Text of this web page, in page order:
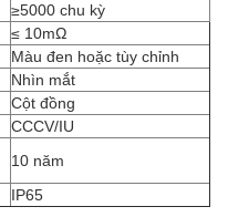
≥5000 chu kỳ
≤ 10mΩ
Màu đen hoặc tùy chỉnh
Nhìn mắt
Cột đồng
CCCV/IU
10 năm
IP65